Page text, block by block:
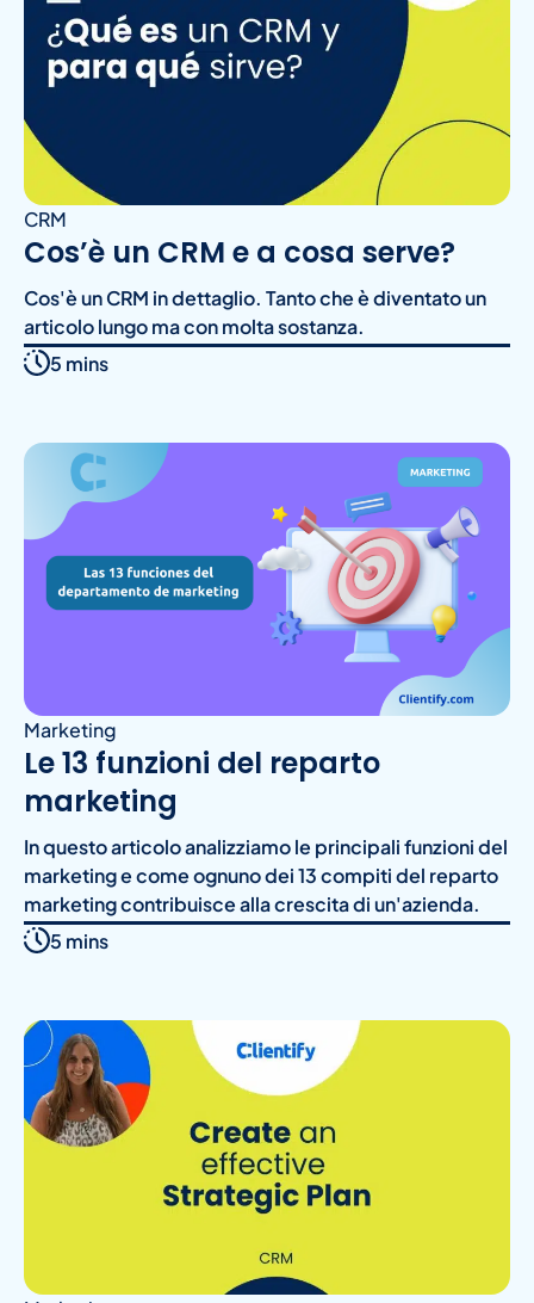
CRM
Cos’è un CRM e a cosa serve?
Cos'è un CRM in dettaglio. Tanto che è diventato un
articolo lungo ma con molta sostanza.
5 mins
Marketing
Le 13 funzioni del reparto
marketing
In questo articolo analizziamo le principali funzioni del
marketing e come ognuno dei 13 compiti del reparto
marketing contribuisce alla crescita di un'azienda.
5 mins